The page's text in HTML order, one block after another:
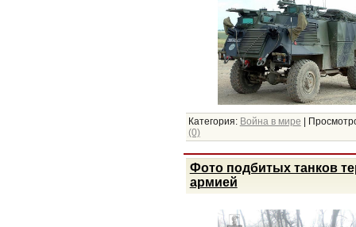
Категория: Война в мире |
(0)
Фото подбитых танков
армией